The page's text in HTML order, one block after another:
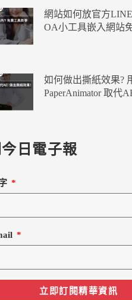
網站如何放官方
OA小工具嵌入網站
如何做出撕紙效果?
PaperAnimator 取代
日電子報
立即訂閱精華資訊